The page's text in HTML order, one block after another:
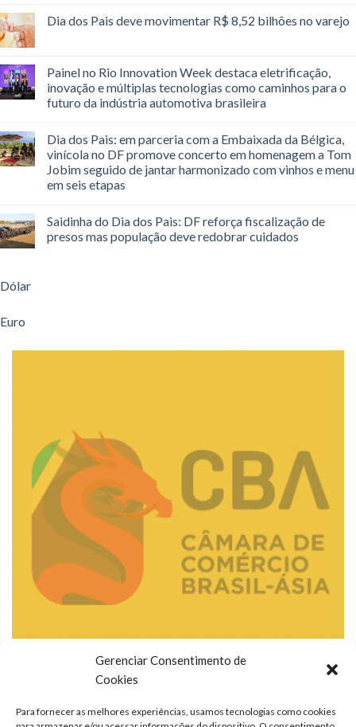
Gerenciar Consentimento de
Cookies
Para fornecer as melhores experiências, usamos tecnologias como cookies
Dia dos Pais deve movimentar R$ 8,52 bilhões no varejo
Painel no Rio Innovation Week destaca eletrificação,
inovação e múltiplas tecnologias como caminhos para o
futuro da indústria automotiva brasileira
Dia dos Pais: em parceria com a Embaixada da Bélgica,
vinícola no DF promove concerto em homenagem a Tom
Jobim seguido de jantar harmonizado com vinhos e menu
em seis etapas
Saidinha do Dia dos Pais: DF reforça fiscalização de
presos mas população deve redobrar cuidados
Dólar
Euro